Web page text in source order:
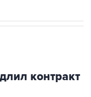
контракт